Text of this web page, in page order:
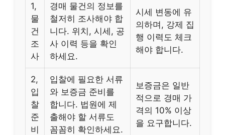
1,
물
건
조
사
경매 물건의 정보를
철저히 조사해야 합
니다. 위치, 시세, 공
사 이력 등을 확인
하세요.
시세 변동에 유
의하며, 강제 집
행 이력도 체크
해야 합니다.
2,
입
찰
준
비
입찰에 필요한 서류
와 보증금 준비를
합니다. 법원에 제
출해야 할 서류도
꼼꼼히 확인하세요.
보증금은 일반
적으로 경매 가
격의 10% 이상
을 요구합니다.